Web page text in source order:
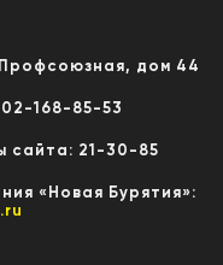
дом 44
168-85-53
сайта: 21-30-85
«Новая Бурятия»: